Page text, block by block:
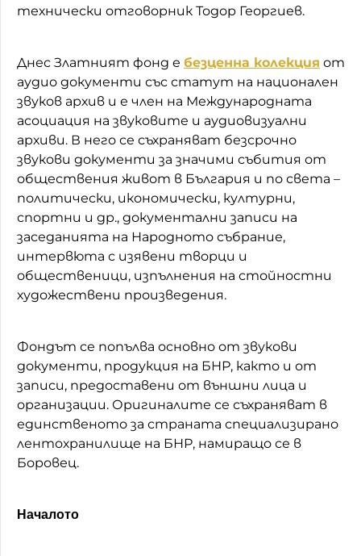
технически отговорник Тодор Георгиев.
Днес Златният фонд е безценна колекция от
аудио документи със статут на национален
звуков архив и е член на Международната
асоциация на звуковите и аудиовизуални
архиви. В него се съхраняват безсрочно
звукови документи за значими събития от
обществения живот в България и по света –
политически, икономически, културни,
спортни и др., документални записи на
заседанията на Народното събрание,
интервюта с изявени творци и
общественици, изпълнения на стойностни
художествени произведения.
Фондът се попълва основно от звукови
документи, продукция на БНР, както и от
записи, предоставени от външни лица и
организации. Оригиналите се съхраняват в
единственото за страната специализирано
лентохранилище на БНР, намиращо се в
Боровец.
Началото